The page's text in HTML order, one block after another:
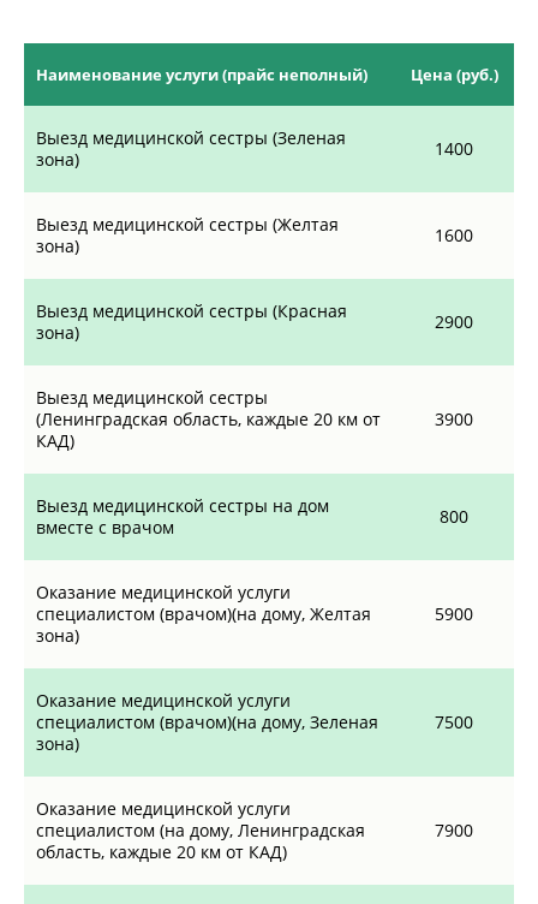
Наименование услуги (прайс неполный) Цена (руб.)
Выезд медицинской сестры (Зеленая
зона)
1400
Выезд медицинской сестры (Желтая
зона)
1600
Выезд медицинской сестры (Красная
зона)
2900
Выезд медицинской сестры
(Ленинградская область, каждые 20 км от
КАД)
3900
Выезд медицинской сестры на дом
вместе с врачом
800
Оказание медицинской услуги
специалистом (врачом)(на дому, Желтая
зона)
5900
Оказание медицинской услуги
специалистом (врачом)(на дому, Зеленая
зона)
7500
Оказание медицинской услуги
специалистом (на дому, Ленинградская
область, каждые 20 км от КАД)
7900